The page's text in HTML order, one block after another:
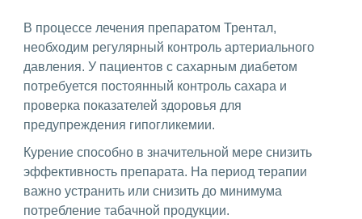
В процессе лечения препаратом Трентал,
необходим регулярный контроль артериального
давления. У пациентов с сахарным диабетом
потребуется постоянный контроль сахара и
проверка показателей здоровья для
предупреждения гипогликемии.
Курение способно в значительной мере снизить
эффективность препарата. На период терапии
важно устранить или снизить до минимума
потребление табачной продукции.